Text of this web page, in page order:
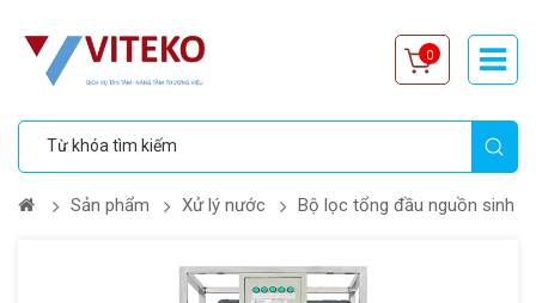
0
Sản phẩm Xử lý nước Bộ lọc tổng đầu nguồn sinh